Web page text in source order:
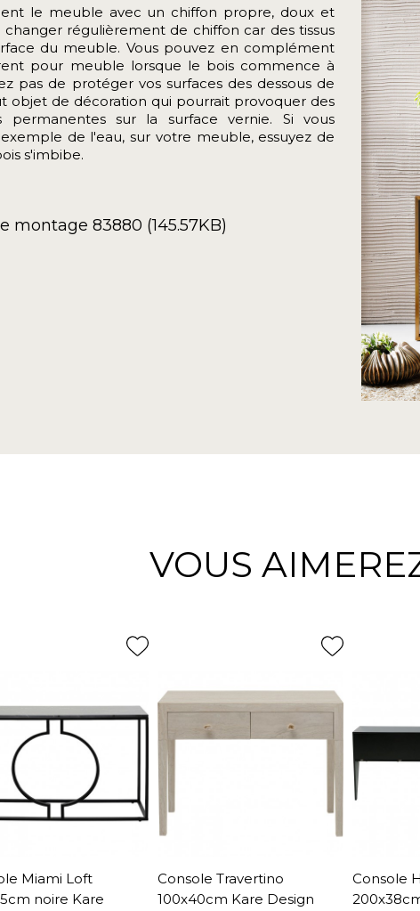
le meuble avec un chiffon propre, doux et
régulièrement de chiffon car des tissus
du meuble. Vous pouvez en complément
pour meuble lorsque le bois commence à
pas de protéger vos surfaces des dessous de
objet de décoration qui pourrait provoquer des
permanentes sur la surface vernie. Si vous
de l'eau, sur votre meuble, essuyez de
s'imbibe.
montage 83880 (145.57KB)
VOUS
Miami Loft
noire Kare
Console Travertino
100x40cm Kare Design
Console